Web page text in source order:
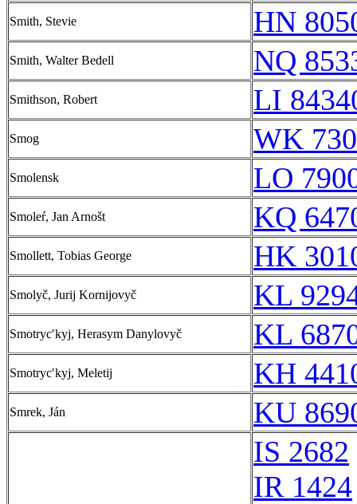
Smith, Stevie HN
Smith, Walter Bedell NQ
Smithson, Robert LI
Smog WK
Smolensk LO
Smoleŕ, Jan Arnošt KQ
Smollett, Tobias George HK
Smolyč, Jurij Kornijovyč KL
Smotrycʹkyj, Herasym Danylovyč KL
Smotrycʹkyj, Meletij KH
Smrek, Ján KU
IS 2682
IR 1424